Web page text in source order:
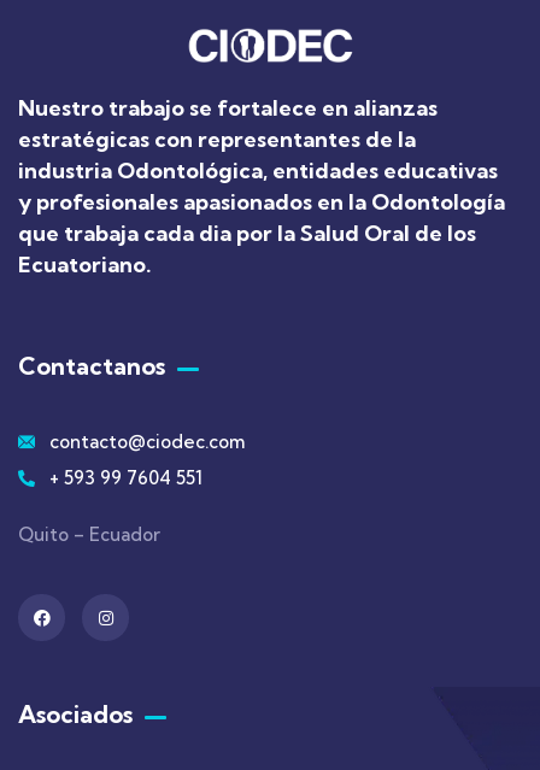
Nuestro trabajo se fortalece en alianzas
estratégicas con representantes de la
industria Odontológica, entidades educativas
y profesionales apasionados en la Odontología
que trabaja cada dia por la Salud Oral de los
Ecuatoriano.
Contactanos
contacto@ciodec.com
+ 593 99 7604 551
Quito – Ecuador
Asociados